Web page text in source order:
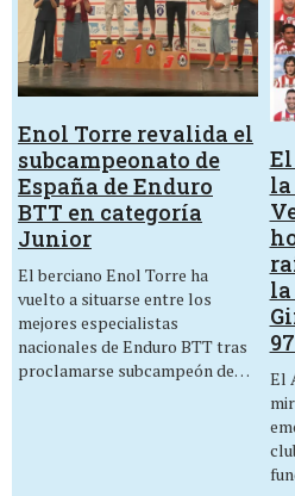
Enol Torre revalida el
subcampeonato de
España de Enduro
BTT en categoría
Junior
El berciano Enol Torre ha
vuelto a situarse entre los
mejores especialistas
nacionales de Enduro BTT tras
proclamarse subcampeón de…
la
El